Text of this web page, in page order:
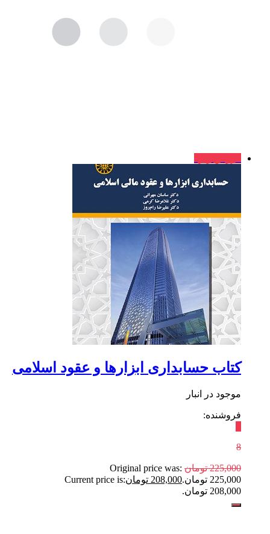
کتاب حسابداری ابزارها و عقود اسلامی
موجود در انبار
فروشنده:
8
225,000 تومان Original price was:
225,000 تومان.
208,000 تومانCurrent price is:
208,000 تومان.